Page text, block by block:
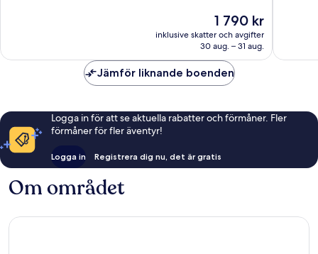
Priset
är
1 790 kr
1 790 kr
inklusive skatter och avgifter
30 aug. – 31 aug.
Jämför liknande boenden
Logga in för att se aktuella rabatter och förmåner. Fler
förmåner för fler äventyr!
Logga in Registrera dig nu, det är gratis
Om området